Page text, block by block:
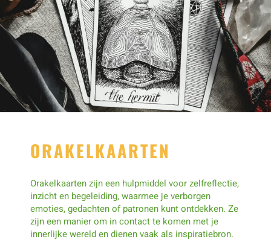
ORAKELKAARTEN
Orakelkaarten zijn een hulpmiddel voor zelfreflectie,
inzicht en begeleiding, waarmee je verborgen
emoties, gedachten of patronen kunt ontdekken. Ze
zijn een manier om in contact te komen met je
innerlijke wereld en dienen vaak als inspiratiebron.